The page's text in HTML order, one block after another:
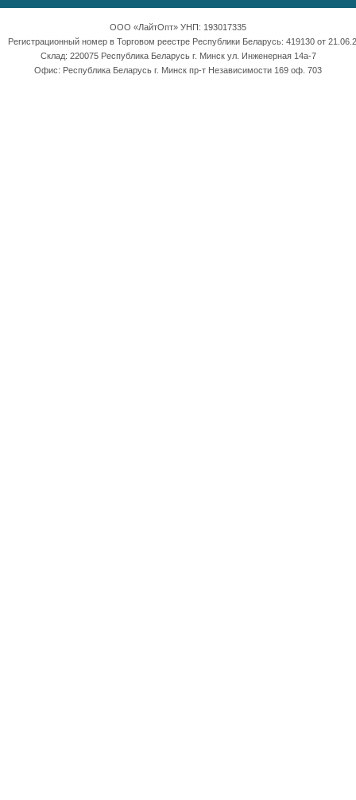
ООО «ЛайтОпт» УНП: 193017335
Регистрационный номер в Торговом реестре Республики Беларусь: 419130 от
Склад: 220075 Республика Беларусь г. Минск ул. Инженерная 14а-7
Офис: Республика Беларусь г. Минск пр-т Независимости 169 оф. 703